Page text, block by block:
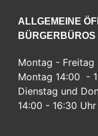
ALLGEMEINE
BÜRGERBÜROS
Montag - Freitag
Montag 14:00 -
Dienstag und
14:00 - 16:30